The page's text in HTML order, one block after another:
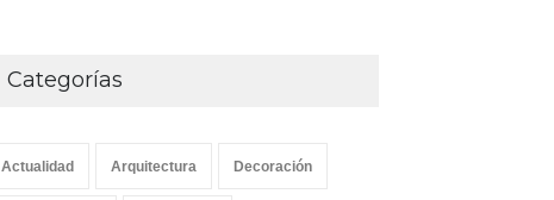
Categorías
Actualidad Arquitectura Decoración